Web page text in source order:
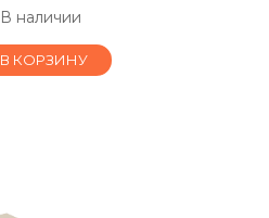
В наличии
В КОРЗИНУ